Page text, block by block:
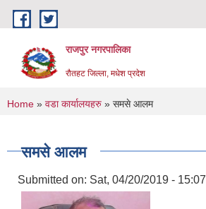
Skip to main content
राजपुर नगरपालिका
रौतहट जिल्ला, मधेश प्रदेश
You are here
Home » वडा कार्यालयहरु » समसे आलम
समसे आलम
Submitted on: Sat, 04/20/2019 - 15:07